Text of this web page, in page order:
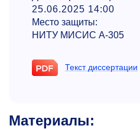
25.06.2025 14:00
Место защиты:
НИТУ МИСИС A-305
Текст диссертации
Материалы: